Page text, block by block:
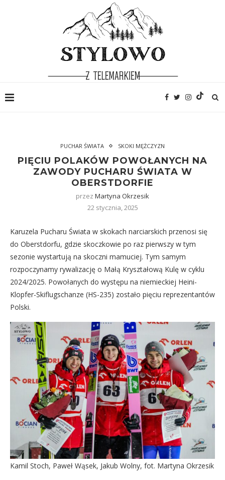
PUCHAR ŚWIATA SKOKI MĘŻCZYZN
PIĘCIU POLAKÓW POWOŁANYCH NA
ZAWODY PUCHARU ŚWIATA W
OBERSTDORFIE
przez Martyna Okrzesik
22 stycznia, 2025
Karuzela Pucharu Świata w skokach narciarskich przenosi się
do Oberstdorfu, gdzie skoczkowie po raz pierwszy w tym
sezonie wystartują na skoczni mamuciej. Tym samym
rozpoczynamy rywalizację o Małą Kryształową Kulę w cyklu
2024/2025. Powołanych do występu na niemieckiej Heini-
Klopfer-Skiflugschanze (HS-235) zostało pięciu reprezentantów
Polski.
Kamil Stoch, Paweł Wąsek, Jakub Wolny, fot. Martyna Okrzesik